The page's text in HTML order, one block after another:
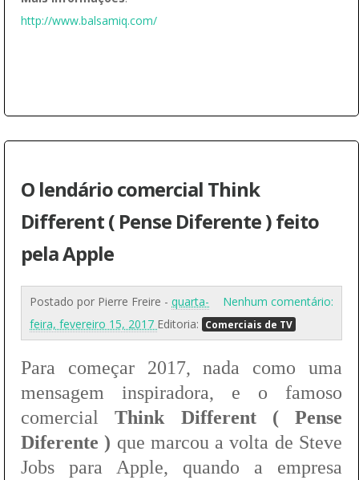
http://www.balsamiq.com/
O lendário comercial Think
Different ( Pense Diferente ) feito
pela Apple
Nenhum comentário:
Postado por Pierre Freire - quarta-
feira, fevereiro 15, 2017 Editoria: Comerciais de TV
Para começar 2017, nada como uma
mensagem inspiradora, e o famoso
comercialThink Different ( Pense
Diferente ) que marcou a volta de Steve
Jobs para Apple, quando a empresa